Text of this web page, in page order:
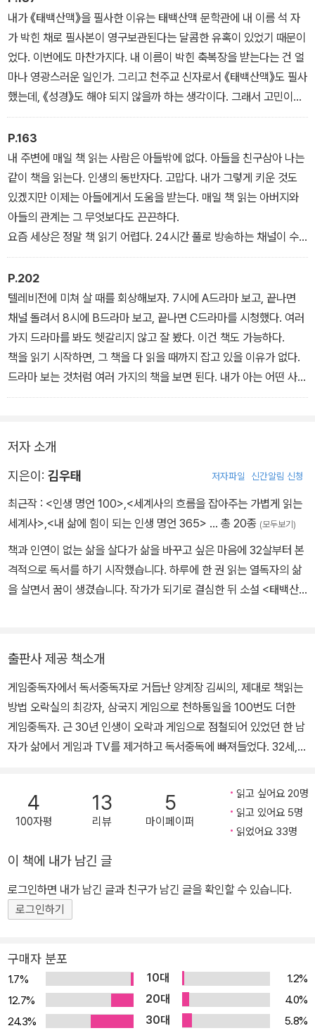
퀴에 갇힌 삶이니까 어쩔 수 없다. 자본주의 사회에서 태어나서 먹고
마신 죄로 결국 나도 그 부속품이 되어버린 것이다.
-<황홀한 책읽기 감옥> 중에서
내가 《태백산맥》을 필사한 이유는 태백산맥 문학관에 내 이름 석 자
가 박힌 채로 필사본이 영구보관된다는 달콤한 유혹이 있었기 때문이
었다. 이번에도 마찬가지다. 내 이름이 박힌 축복장을 받는다는 건 얼
마나 영광스러운 일인가. 그리고 천주교 신자로서 《태백산맥》도 필사
했는데, 《성경》도 해야 되지 않을까 하는 생각이다. 그래서 고민이다.
지금 한 10% 했는데 어쩌누...
이 감투에 눈 먼 욕심덩어리. 젯밥에만 관심 있는 한심한 족속.
- <정독 중의 정독> 중에서
P.163
내 주변에 매일 책 읽는 사람은 아들밖에 없다. 아들을 친구삼아 나는
같이 책을 읽는다. 인생의 동반자다. 고맙다. 내가 그렇게 키운 것도
있겠지만 이제는 아들에게서 도움을 받는다. 매일 책 읽는 아버지와
아들의 관계는 그 무엇보다도 끈끈하다.
요즘 세상은 정말 책 읽기 어렵다. 24시간 풀로 방송하는 채널이 수
백 개나 되고, 인터넷에, 게임에, 스마트폰에, 정말 책 읽을 수 없는 환
경에 살고 있다. 우리는 스마트폰을 만든 스티브 잡스를 칭송하지만,
나는 반대다. 스티브 잡스 때문에 우리의 아까운 시간을 조금씩 도둑
맞고 있다.
- <매일 독서> 중에서
P.202
텔레비전에 미쳐 살 때를 회상해보자. 7시에 A드라마 보고, 끝나면
채널 돌려서 8시에 B드라마 보고, 끝나면 C드라마를 시청했다. 여러
가지 드라마를 봐도 헷갈리지 않고 잘 봤다. 이건 책도 가능하다.
책을 읽기 시작하면, 그 책을 다 읽을 때까지 잡고 있을 이유가 없다.
드라마 보는 것처럼 여러 가지의 책을 보면 된다. 내가 아는 어떤 사람
은 책보기를 무슨 영화 보듯이 본다. 책을 한번 손에 들면 그책을 완독
이면 가능한데, 50부작이면 어떻게 할지 사뭇 궁금해진다. 책도 드라
마처럼 볼 수 있어야 한다.
- <동시에 읽기> 중에서
저자 소개
지은이: 김우태 저자파일 신간알림 신청
최근작 : <인생 명언 100> <세계사의 흐름을 잡아주는 가볍게 읽는
세계사> <내 삶에 힘이 되는 인생 명언 365> … 총 20종 (모두보기)
책과 인연이 없는 삶을 살다가 삶을 바꾸고 싶은 마음에 32살부터 본
격적으로 독서를 하기 시작했습니다. 하루에 한 권 읽는 열독자의 삶
을 살면서 꿈이 생겼습니다. 작가가 되기로 결심한 뒤 소설 <태백산
디>, <소소하게 독서중독>, <내 인생의 첫 책 쓰기>, <마흔 살의 책
꽂이> 등이 있습니다.
출판사 제공 책소개
게임중독자에서 독서중독자로 거듭난 양계장 김씨의, 제대로 책읽는
방법 오락실의 최강자, 삼국지 게임으로 천하통일을 100번도 더한
게임중독자. 근 30년 인생이 오락과 게임으로 점철되어 있었던 한 남
자가 삶에서 게임과 TV를 제거하고 독서중독에 빠져들었다. 32세,
료하여 필사본을 태백산맥 문학관에 전시도 했다. 몇 권을 읽었는지,
몇 년을 읽었는지는 이제 중요하지 않아졌다. 책을 읽으며 삶이 달라
지고 내면이 풍요로워지고, 아빠 따라 아이가 책을 읽고 있고, 글을 쓰
독서도 그래야 한다. 책이 중요하지만 책만 중요한 것은 아니다. 사랑
하는 가족, 일, 친구와의 관계가 더욱 소중하고 돈독해지게 도와주는
역할을 해주는 게 ‘책’이면 더욱 좋다. 이것저것 중독의 시대, 한 번쯤
은 책중독! 30년간 책과는 담을 쌓고 지냈던 게임중독자가 책중독자
들게 되는, 신기한 글솜씨를 가진 양계장 김씨의 책읽기에 관한 책. 정
독에 관한 개인적인 의견은 물론, 아껴 읽기, 5분 독서, 낚시 독서, 트
렌드 독서, 전작주의 독서, 꼬리에 꼬리를 무는 독서, 동시에 여러 권
읽기 등 다양한 읽기방법도 소개하고 있다. 읽는 목적에 따라, 개인적
4
100자평
13
리뷰
5
마이페이퍼
읽고 싶어요 20명
읽고 있어요 5명
읽었어요 33명
이 책에 내가 남긴 글
로그인하면 내가 남긴 글과 친구가 남긴 글을 확인할 수 있습니다.
로그인하기
구매자 분포
1.7% 10대
1.2%
12.7%
20대
4.0%
24.3%
30대
5.8%